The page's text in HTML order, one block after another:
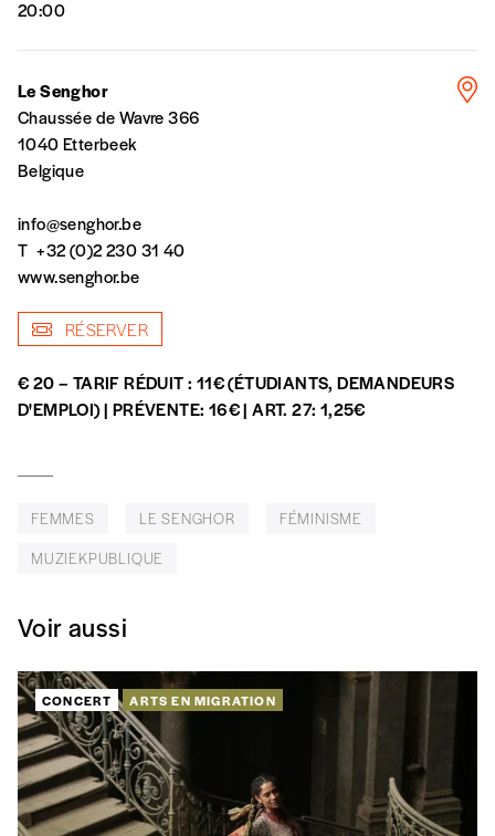
Je m'abonne à l'Imag
Format numérique
Je commande au numéro
Édition papier (livraison en Belgique
uniquement)
AJOUTER
Édition numérique
AJOUTER
20:00
Le Senghor
Chaussée de Wavre 366
1040 Etterbeek
Belgique
info@senghor.be
T +32 (0)2 230 31 40
www.senghor.be
RÉSERVER
€ 20 – TARIF RÉDUIT : 11€ (ÉTUDIANTS, DEMANDEURS
D'EMPLOI) | PRÉVENTE: 16€ | ART. 27: 1,25€
FEMMES LE SENGHOR
FÉMINISME
MUZIEKPUBLIQUE
Voir aussi
CONCERT ARTS EN MIGRATION